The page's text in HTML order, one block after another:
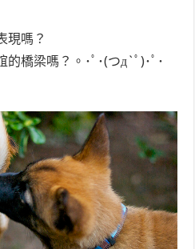
現嗎？
橋梁嗎？。･ﾟ･(つд`ﾟ)･ﾟ･